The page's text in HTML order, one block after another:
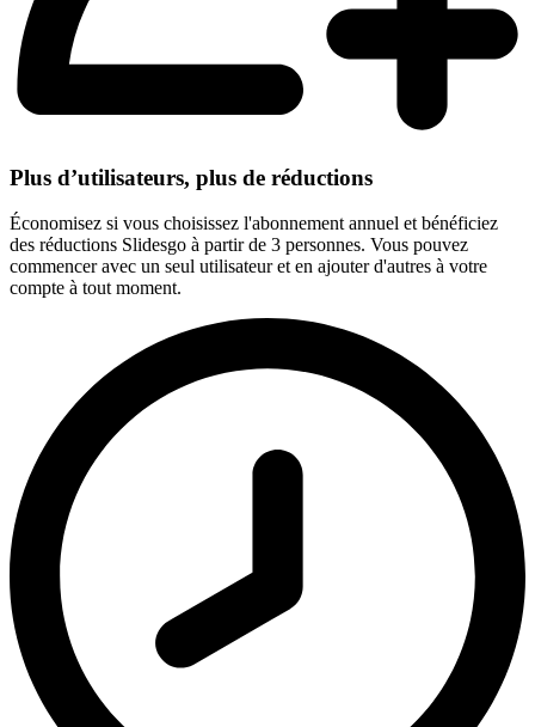
Plus d’utilisateurs, plus de réductions
Économisez si vous choisissez l'abonnement annuel et bénéficiez
des réductions Slidesgo à partir de 3 personnes. Vous pouvez
commencer avec un seul utilisateur et en ajouter d'autres à votre
compte à tout moment.